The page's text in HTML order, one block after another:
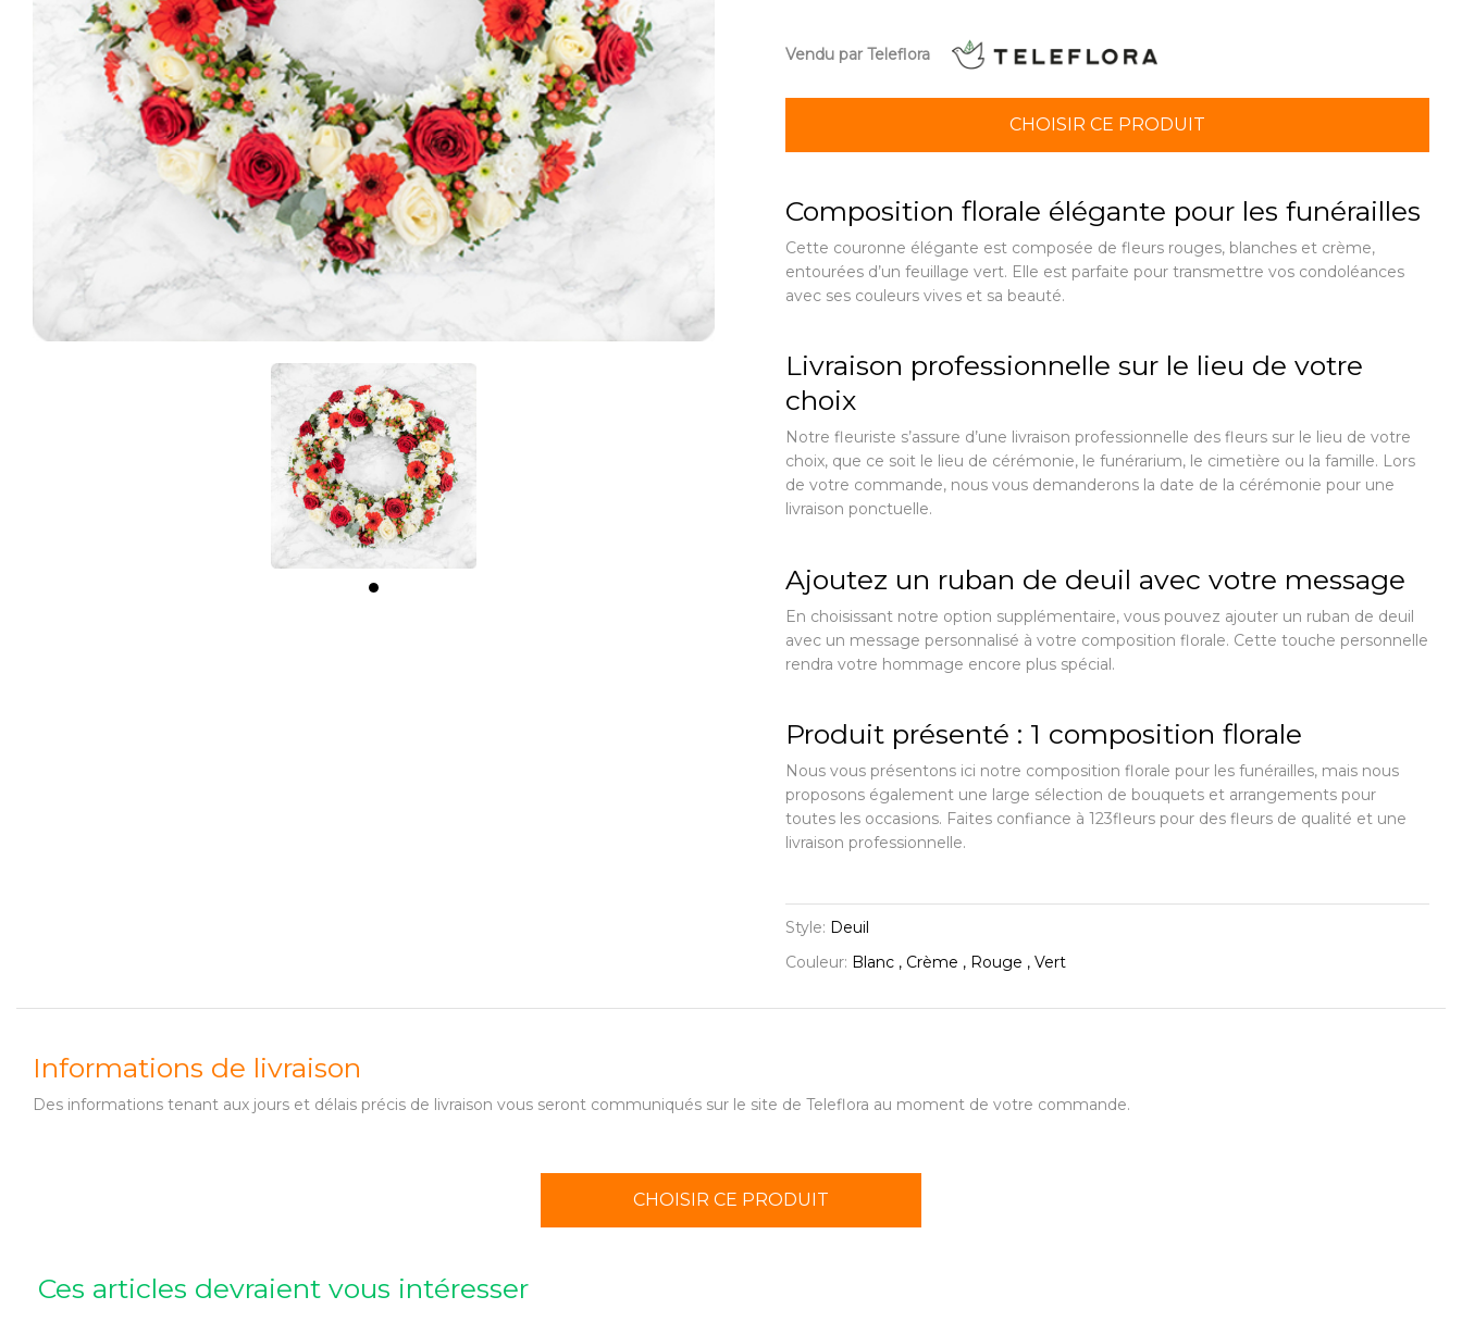
Vendu par Teleflora
CHOISIR CE PRODUIT
Composition florale élégante pour les funérailles
Cette couronne élégante est composée de fleurs rouges, blanches et crème,
entourées d’un feuillage vert. Elle est parfaite pour transmettre vos condoléances
avec ses couleurs vives et sa beauté.
Livraison professionnelle sur le lieu de votre
choix
Notre fleuriste s’assure d’une livraison professionnelle des fleurs sur le lieu de votre
choix, que ce soit le lieu de cérémonie, le funérarium, le cimetière ou la famille. Lors
de votre commande, nous vous demanderons la date de la cérémonie pour une
livraison ponctuelle.
Ajoutez un ruban de deuil avec votre message
En choisissant notre option supplémentaire, vous pouvez ajouter un ruban de deuil
avec un message personnalisé à votre composition florale. Cette touche personnelle
rendra votre hommage encore plus spécial.
Produit présenté : 1 composition florale
Nous vous présentons ici notre composition florale pour les funérailles, mais nous
proposons également une large sélection de bouquets et arrangements pour
toutes les occasions. Faites confiance à 123fleurs pour des fleurs de qualité et une
livraison professionnelle.
Style: Deuil
Couleur: Blanc , Crème , Rouge , Vert
Informations de livraison
Des informations tenant aux jours et délais précis de livraison vous seront communiqués sur le site de Teleflora au moment de votre commande.
CHOISIR CE PRODUIT
Ces articles devraient vous intéresser